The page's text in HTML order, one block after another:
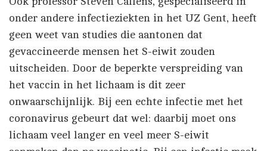
onder andere infectieziekten in het UZ Gent, heeft
geen weet van studies die aantonen dat
gevaccineerde mensen het S-eiwit zouden
uitscheiden. Door de beperkte verspreiding van
het vaccin in het lichaam is dit zeer
onwaarschijnlijk. Bij een echte infectie met het
coronavirus gebeurt dat wel: daarbij moet ons
lichaam veel langer en veel meer S-eiwit